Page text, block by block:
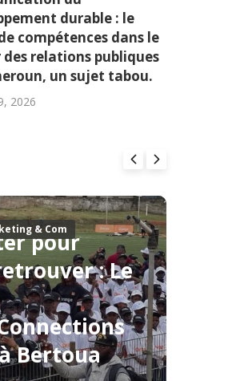
durable : le
compétences dans le
des relations publiques
un sujet tabou.
2026
pour
: Le
Bertoua
& Com